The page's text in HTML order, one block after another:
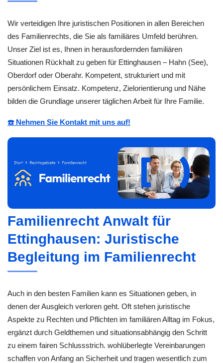
Wir verteidigen Ihre juristischen Positionen in allen Bereichen
des Familienrechts, die Sie als familiäres Umfeld berühren.
Unser Ziel ist es, Ihnen in herausfordernden familiären
Situationen Rückhalt zu geben für Ettinghausen – Hahn (See),
Oberdorf oder Oberahr. Kompetent, strukturiert und mit
persönlichem Einsatz. Kompetenz, Zielorientierung und Nähe
bilden die Grundlage unserer täglichen Arbeit für Ihre Familie.
☎️ Nehmen Sie Kontakt mit uns auf!
Familienrecht Anwalt für
Ettinghausen: Juristische
Begleitung im Familienrecht
Auch in den besten Familien kann es Situationen geben, in
denen der Ausgleich verloren geht. Oft stehen juristische
Aspekte zu Rechten und Pflichten im familiären Alltag im Fokus,
ergänzt durch Geldthemen und situationsabhängig den Schritt
zu einem fairen Schlussstrich. wohlüberlegte Vereinbarungen
schaffen von Anfang an Sicherheit und tragen wesentlich zum